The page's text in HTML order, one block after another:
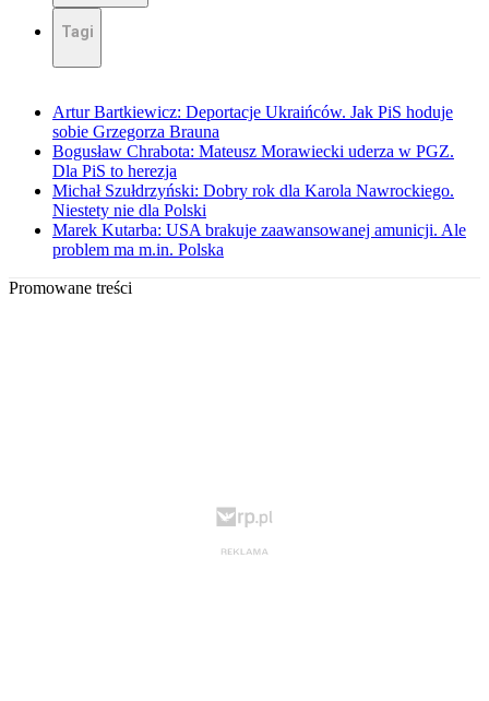
Tagi
Artur Bartkiewicz: Deportacje Ukraińców. Jak PiS hoduje
sobie Grzegorza Brauna
Bogusław Chrabota: Mateusz Morawiecki uderza w PGZ.
Dla PiS to herezja
Michał Szułdrzyński: Dobry rok dla Karola Nawrockiego.
Niestety nie dla Polski
Marek Kutarba: USA brakuje zaawansowanej amunicji. Ale
problem ma m.in. Polska
Promowane treści